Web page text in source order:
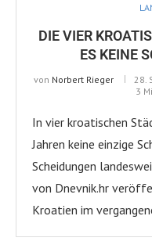
DIE VIER
ES KEINE
von Norbert Rieger 28.
3
In vier kroatischen
Jahren keine einzige
Scheidungen
von Dnevnik.hr
Kroatien im